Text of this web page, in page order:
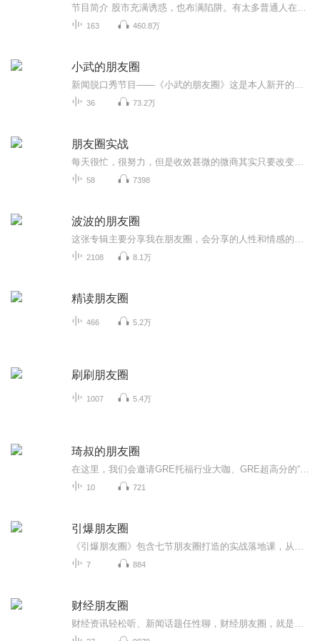
163 460.8万
小武的朋友圈
36 73.2万
朋友圈实战
58 7398
波波的朋友圈
2108 8.1万
精读朋友圈
466 5.2万
刷刷朋友圈
1007 5.4万
琦叔的朋友圈
10 721
引爆朋友圈
7 884
财经朋友圈